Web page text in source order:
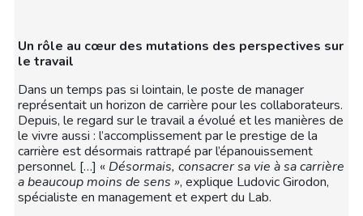
Un rôle au cœur des mutations des perspectives sur
le travail
Dans un temps pas si lointain, le poste de manager
représentait un horizon de carrière pour les collaborateurs.
Depuis, le regard sur le travail a évolué et les manières de
le vivre aussi : l’accomplissement par le prestige de la
carrière est désormais rattrapé par l’épanouissement
personnel. […] « Désormais, consacrer sa vie à sa carrière
a beaucoup moins de sens », explique Ludovic Girodon,
spécialiste en management et expert du Lab.